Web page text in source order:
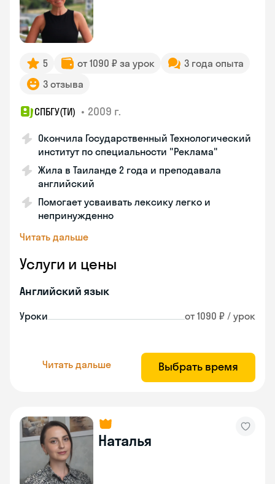
5 от 1090 ₽ за урок
3 года опыта
3 отзыва
СПБГУ(ТИ) • 2009 г.
Окончила Государственный Технологический
институт по специальности "Реклама"
Жила в Таиланде 2 года и преподавала
английский
Помогает усваивать лексику легко и
непринужденно
Читать дальше
Услуги и цены
Английский язык
Уроки от 1090 ₽ / урок
Читать дальше Выбрать время
Наталья